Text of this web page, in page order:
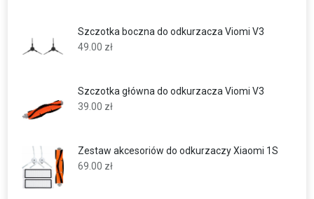
Szczotka boczna do odkurzacza Viomi V3
49.00 zł
Szczotka główna do odkurzacza Viomi V3
39.00 zł
Zestaw akcesoriów do odkurzaczy Xiaomi 1S
69.00 zł